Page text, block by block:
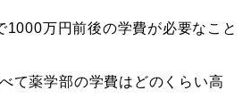
1000万円前後の学費が必要なこと
て薬学部の学費はどのくらい高